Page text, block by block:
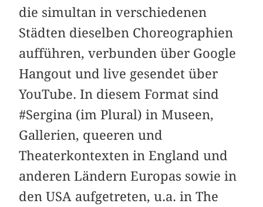
die simultan in verschiedenen
Städten dieselben Choreographien
aufführen, verbunden über Google
Hangout und live gesendet über
YouTube. In diesem Format sind
#Sergina (im Plural) in Museen,
Gallerien, queeren und
Theaterkontexten in England und
anderen Ländern Europas sowie in
den USA aufgetreten, u.a. in The